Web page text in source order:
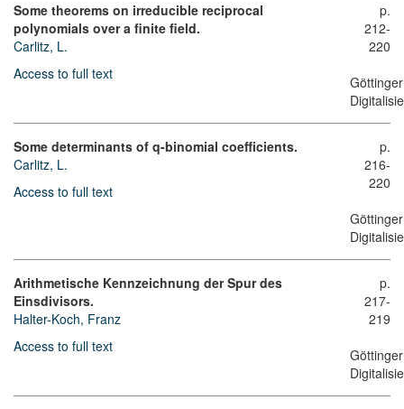
Some theorems on irreducible reciprocal
polynomials over a finite field.
Carlitz, L.
Access to full text
p.
212-
220
Göttinger
Some determinants of q-binomial coefficients.
Carlitz, L.
Access to full text
p.
216-
220
Göttinger
Arithmetische Kennzeichnung der Spur des
Einsdivisors.
Halter-Koch, Franz
Access to full text
p.
217-
219
Göttinger